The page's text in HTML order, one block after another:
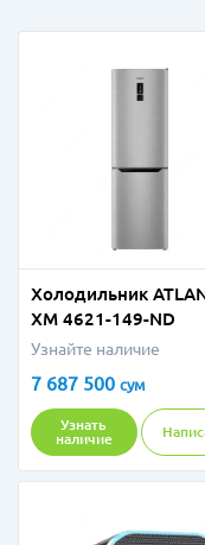
Холодильник
ХМ 4621-149-ND
Узнайте наличие
7 687 500 сум
Узнать
наличие